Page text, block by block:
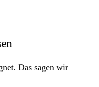
Das sagen wir